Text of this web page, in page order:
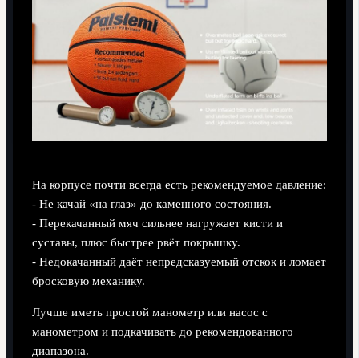
На корпусе почти всегда есть рекомендуемое давление:
- Не качай «на глаз» до каменного состояния.
- Перекачанный мяч сильнее нагружает кисти и
суставы, плюс быстрее рвёт покрышку.
- Недокачанный даёт непредсказуемый отскок и ломает
бросковую механику.
Лучше иметь простой манометр или насос с
манометром и подкачивать до рекомендованного
диапазона.